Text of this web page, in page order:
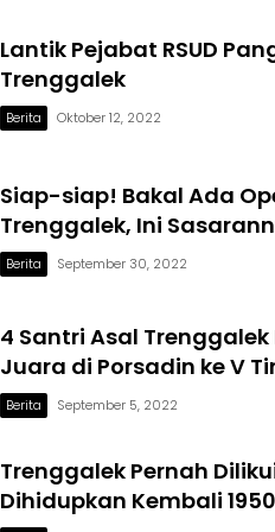
Lantik Pejabat RSUD
Trenggalek
Berita Oktober 12, 2022
Siap-siap! Bakal Ada
Trenggalek, Ini
Berita September 30, 2022
4 Santri Asal
Juara di Porsadin ke V
Berita September 5, 2022
Trenggalek Pernah
Dihidupkan Kembali